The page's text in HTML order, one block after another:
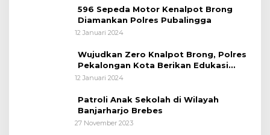
596 Sepeda Motor Kenalpot Brong
Diamankan Polres Pubalingga
12 Januari 2024
Wujudkan Zero Knalpot Brong, Polres
Pekalongan Kota Berikan Edukasi
Kepada Pelajar
12 Januari 2024
Patroli Anak Sekolah di Wilayah
Banjarharjo Brebes
27 November 2023